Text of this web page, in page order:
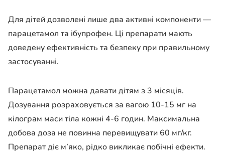
Для дітей дозволені лише два активні компоненти —
парацетамол та ібупрофен. Ці препарати мають
доведену ефективність та безпеку при правильному
застосуванні.
Парацетамол можна давати дітям з 3 місяців.
Дозування розраховується за вагою 10-15 мг на
кілограм маси тіла кожні 4-6 годин. Максимальна
добова доза не повинна перевищувати 60 мг/кг.
Препарат діє м’яко, рідко викликає побічні ефекти.